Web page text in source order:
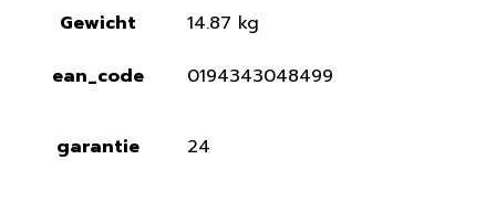
Gewicht
14.87 kg
ean_code
0194343048499
garantie 24